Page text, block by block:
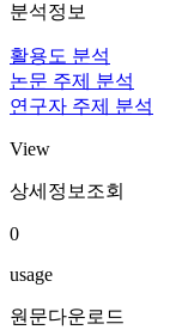
분석정보
활용도 분석
논문 주제 분석
연구자 주제 분석
View
상세정보조회
0
usage
원문다운로드